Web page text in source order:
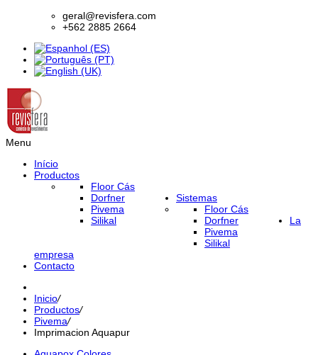
geral@revisfera.com
+562 2885 2664
Menu
Início
Productos
Floor Cás
Dorfner
Pivema
Silikal
Sistemas
Floor Cás
Dorfner
Pivema
Silikal
La
empresa
Contacto
Inicio/
Productos/
Pivema/
Imprimacion Aquapur